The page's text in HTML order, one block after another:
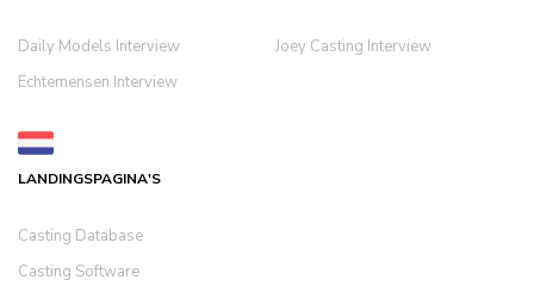
Daily Models Interview
Echtemensen Interview
Joey Casting Interview
LANDINGSPAGINA'S
Casting Database
Casting Software